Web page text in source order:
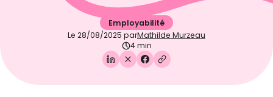
Employabilité
Le 28/08/2025 parMathilde Murzeau
4 min